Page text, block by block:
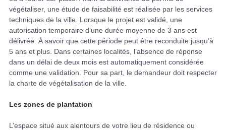
végétaliser, une étude de faisabilité est réalisée par les services
techniques de la ville. Lorsque le projet est validé, une
autorisation temporaire d’une durée moyenne de 3 ans est
délivrée. À savoir que cette période peut être reconduite jusqu’à
5 ans et plus. Dans certaines localités, l’absence de réponse
dans un délai de deux mois est automatiquement considérée
comme une validation. Pour sa part, le demandeur doit respecter
la charte de végétalisation de la ville.
Les zones de plantation
L’espace situé aux alentours de votre lieu de résidence ou